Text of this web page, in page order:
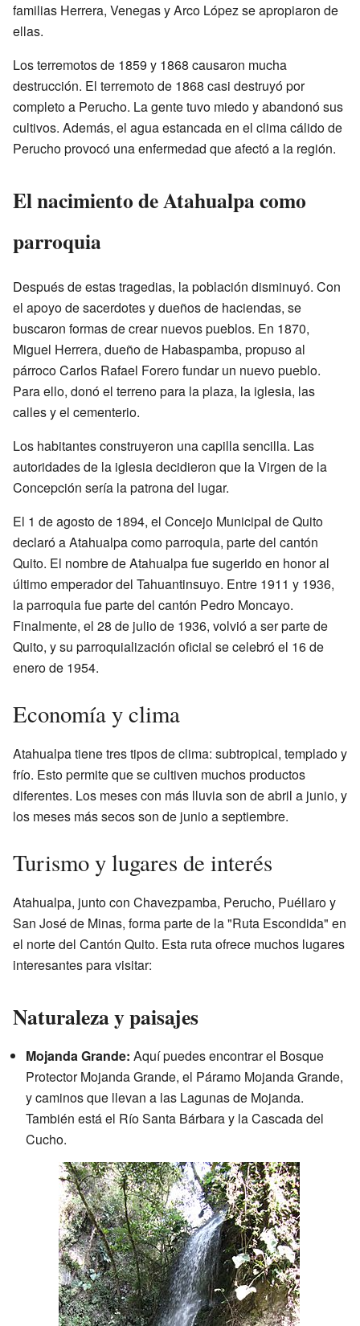
familias Herrera, Venegas y Arco López se apropiaron de
ellas.
Los terremotos de 1859 y 1868 causaron mucha
destrucción. El terremoto de 1868 casi destruyó por
completo a Perucho. La gente tuvo miedo y abandonó sus
cultivos. Además, el agua estancada en el clima cálido de
Perucho provocó una enfermedad que afectó a la región.
El nacimiento de Atahualpa como
parroquia
Después de estas tragedias, la población disminuyó. Con
el apoyo de sacerdotes y dueños de haciendas, se
buscaron formas de crear nuevos pueblos. En 1870,
Miguel Herrera, dueño de Habaspamba, propuso al
párroco Carlos Rafael Forero fundar un nuevo pueblo.
Para ello, donó el terreno para la plaza, la iglesia, las
calles y el cementerio.
Los habitantes construyeron una capilla sencilla. Las
autoridades de la iglesia decidieron que la Virgen de la
Concepción sería la patrona del lugar.
El 1 de agosto de 1894, el Concejo Municipal de Quito
declaró a Atahualpa como parroquia, parte del cantón
Quito. El nombre de Atahualpa fue sugerido en honor al
último emperador del Tahuantinsuyo. Entre 1911 y 1936,
la parroquia fue parte del cantón Pedro Moncayo.
Finalmente, el 28 de julio de 1936, volvió a ser parte de
Quito, y su parroquialización oficial se celebró el 16 de
enero de 1954.
Economía y clima
Atahualpa tiene tres tipos de clima: subtropical, templado y
frío. Esto permite que se cultiven muchos productos
diferentes. Los meses con más lluvia son de abril a junio, y
los meses más secos son de junio a septiembre.
Turismo y lugares de interés
Atahualpa, junto con Chavezpamba, Perucho, Puéllaro y
San José de Minas, forma parte de la "Ruta Escondida" en
el norte del Cantón Quito. Esta ruta ofrece muchos lugares
interesantes para visitar:
Naturaleza y paisajes
Mojanda Grande: Aquí puedes encontrar el Bosque
Protector Mojanda Grande, el Páramo Mojanda Grande,
y caminos que llevan a las Lagunas de Mojanda.
También está el Río Santa Bárbara y la Cascada del
Cucho.